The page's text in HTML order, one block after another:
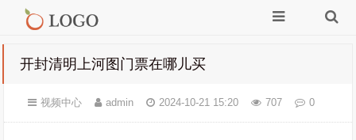
开封清明上河图门票在哪儿买
视频中心 admin 2024-10-21 15:20 707 0